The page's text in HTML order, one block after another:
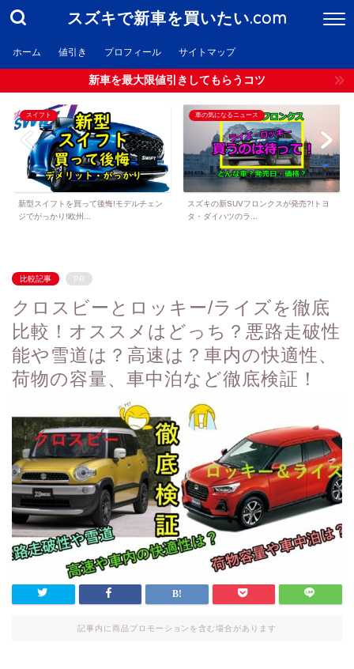
スズキで新車を買いたい.com
ホーム 値引き プロフィール サイトマップ
新車を最大限値引きしてもらうコツ
スイフト
新型スイフトを買って後悔!モデルチェン
ジでがっかり!欧州...
車の気になるニュース
スズキの新SUVフロンクスが発売?!トヨ
タ・ダイハツのラ...
比較記事 PR
クロスビーとロッキー/ライズを徹底
比較！オススメはどっち？悪路走破性
能や雪道は？高速は？車内の快適性、
荷物の容量、車中泊など徹底検証！
記事内に商品プロモーションを含む場合があります